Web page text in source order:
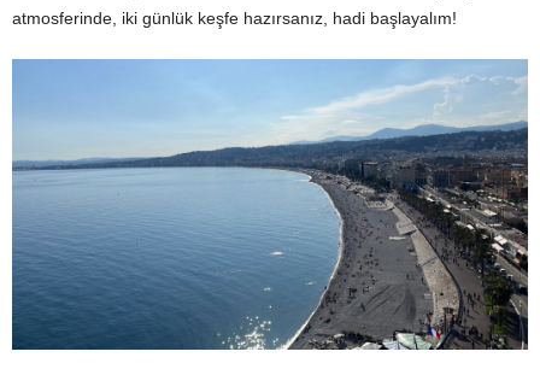
atmosferinde, iki günlük keşfe hazırsanız, hadi başlayalım!